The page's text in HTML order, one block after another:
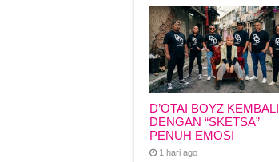
k
D’OTAI BOYZ KEMBALI
DENGAN “SKETSA”
PENUH EMOSI
1 hari ago